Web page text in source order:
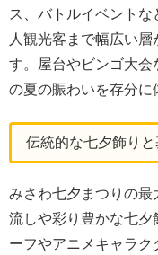
ス、バトルイベント
人観光客まで幅広い
す。屋台やビンゴ大会
の夏の賑わいを存分に
伝統的な七夕飾り
みさわ七夕まつりの最
流しや彩り豊かな七
ーフやアニメキャラ